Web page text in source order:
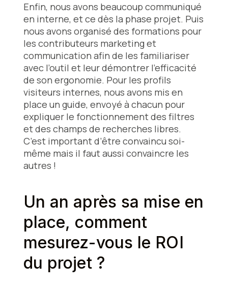
Enfin, nous avons beaucoup communiqué
en interne, et ce dès la phase projet. Puis
nous avons organisé des formations pour
les contributeurs marketing et
communication afin de les familiariser
avec l’outil et leur démontrer l’efficacité
de son ergonomie. Pour les profils
visiteurs internes, nous avons mis en
place un guide, envoyé à chacun pour
expliquer le fonctionnement des filtres
et des champs de recherches libres.
C’est important d’être convaincu soi-
même mais il faut aussi convaincre les
autres !
Un an après sa mise en
place, comment
mesurez-vous le ROI
du projet ?